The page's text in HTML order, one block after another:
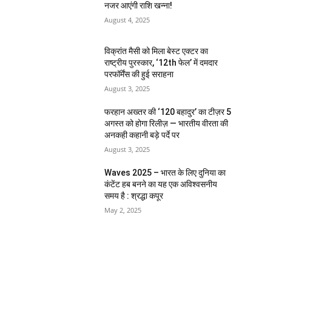
नजर आएंगी राशि खन्ना!
August 4, 2025
विक्रांत मैसी को मिला बेस्ट एक्टर का
राष्ट्रीय पुरस्कार, ‘12th फेल’ में दमदार
परफॉर्मेंस की हुई सराहना
August 3, 2025
फरहान अख्तर की ‘120 बहादुर’ का टीज़र 5
अगस्त को होगा रिलीज़ — भारतीय वीरता की
अनकही कहानी बड़े पर्दे पर
August 3, 2025
Waves 2025 – भारत के लिए दुनिया का
कंटेंट हब बनने का यह एक अविश्वसनीय
समय है : श्रद्धा कपूर
May 2, 2025